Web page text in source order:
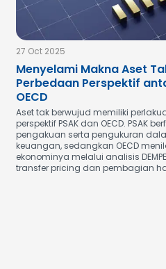
27 Oct 2025
Menyelami Makna Aset
Perbedaan Perspektif
OECD
Aset tak berwujud memiliki
perspektif PSAK dan OECD. PSAK
pengakuan serta pengukuran
keuangan, sedangkan OECD
ekonominya melalui analisis
transfer pricing dan pembagian